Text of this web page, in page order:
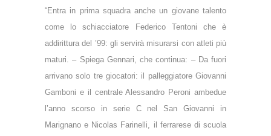
“Entra in prima squadra anche un giovane talento
come lo schiacciatore Federico Tentoni che è
addirittura del ’99: gli servirà misurarsi con atleti più
maturi. – Spiega Gennari, che continua: – Da fuori
arrivano solo tre giocatori: il palleggiatore Giovanni
Gamboni e il centrale Alessandro Peroni ambedue
l’anno scorso in serie C nel San Giovanni in
Marignano e Nicolas Farinelli, il ferrarese di scuola